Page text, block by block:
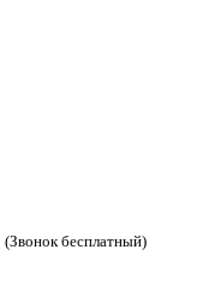
(Звонок бесплатный)